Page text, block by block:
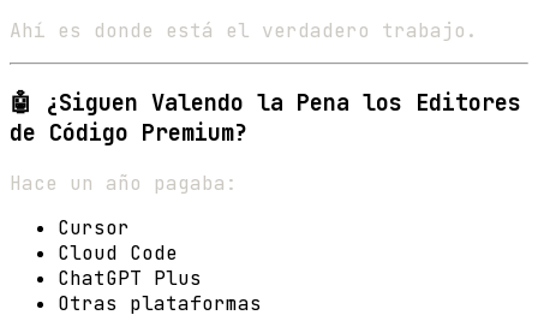
Ahí es donde está el verdadero trabajo.
🤖 ¿Siguen Valendo la Pena los Editores
de Código Premium?
Hace un año pagaba:
Cursor
Cloud Code
ChatGPT Plus
Otras plataformas